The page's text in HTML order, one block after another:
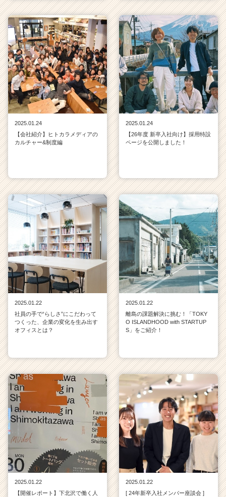
2025.01.24
【会社紹介】ヒトカラメディアの
カルチャー&制度編
2025.01.24
【26年度 新卒入社向け】採用特設
ページを公開しました！
2025.01.22
社員の手で“らしさ”にこだわって
つくった、企業の変化を生み出す
オフィスとは？
2025.01.22
離島の課題解決に挑む！「TOKY
O ISLANDHOOD with STARTUP
S」をご紹介！
2025.01.22
【開催レポート】下北沢で働く人
2025.01.22
[ 24年新卒入社メンバー座談会 ]